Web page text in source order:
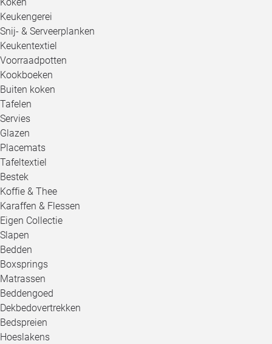
Keukengerei
Snij- & Serveerplanken
Keukentextiel
Voorraadpotten
Kookboeken
Buiten koken
Tafelen
Servies
Glazen
Placemats
Tafeltextiel
Bestek
Koffie & Thee
Karaffen & Flessen
Eigen Collectie
Slapen
Bedden
Boxsprings
Matrassen
Beddengoed
Dekbedovertrekken
Bedspreien
Hoeslakens